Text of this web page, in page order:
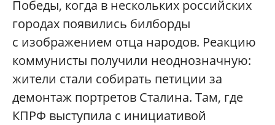
Победы, когда в нескольких российских
городах появились билборды
с изображением отца народов. Реакцию
коммунисты получили неоднозначную:
жители стали собирать петиции за
демонтаж портретов Сталина. Там, где
КПРФ выступила с инициативой